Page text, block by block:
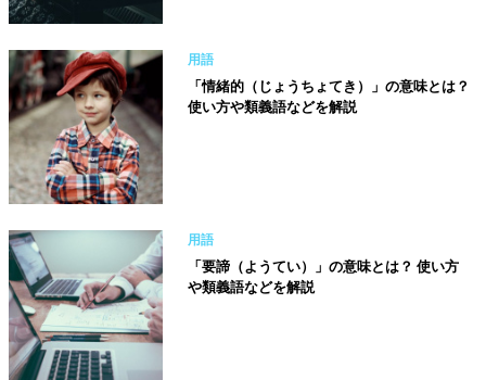
用語
「情緒的（じょうちょてき）」の意味とは？
使い方や類義語などを解説
用語
「要諦（ようてい）」の意味とは？ 使い方
や類義語などを解説